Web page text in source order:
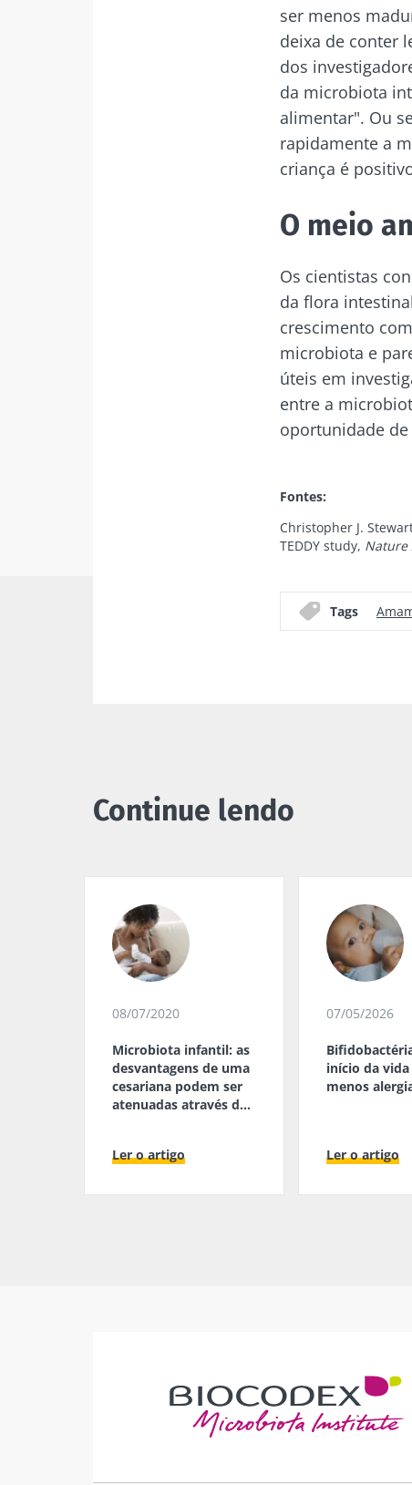
ser menos
deixa de conter
dos
da microbiota
alimentar". Ou
rapidamente a
criança é
O meio
Os cientistas
da flora
crescimento
microbiota e
úteis em
entre a
oportunidade
Old
sources
Fontes:
Christopher J.
TEDDY study, Nature
Tags
Continue lendo
08/07/2020
Microbiota infantil: as
desvantagens de uma
cesariana podem ser
atenuadas através da
Ler o artigo
07/05/2026
início da
menos
Ler o artigo
Você está
Ser
Ficar no
Junte-se à
para se
Gostaria
Eu li e
Microbiota
* Campo
Gostaria
Eu li e
Microbiota
* Campo
BMI 20-35
Kefir: um aliado
natural da
microbiota?
toque ácido e
naturalmente
o kefir vem
Descubra mais